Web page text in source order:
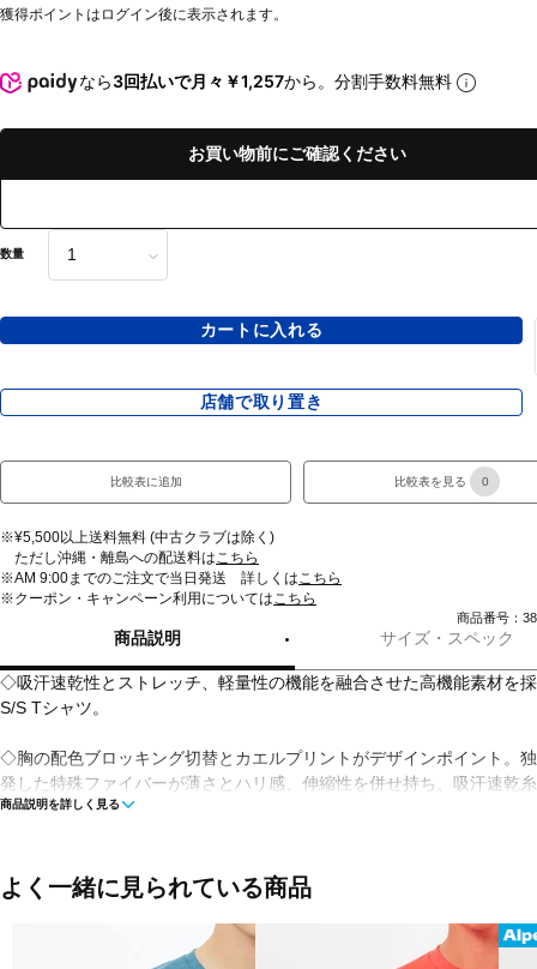
獲得ポイントはログイン後に表示されます。
なら3回払いで月々￥1,257から。分割手数料無料
お買い物前にご確認ください
数量
カートに入れる
店舗で取り置き
比較表に追加 比較表を見る 0
※¥5,500以上送料無料 (中古クラブは除く)
ただし沖縄・離島への配送料は こちら
※AM 9:00までのご注文で当日発送 詳しくは こちら
※クーポン・キャンペーン利用については こちら
商品番号：
商品説明 サイズ・スペック
◇吸汗速乾性とストレッチ、軽量性の機能を融合させた高機能素材を
S/S Tシャツ。
◇胸の配色ブロッキング切替とカエルプリントがデザインポイント。
発した特殊ファイバーが薄さとハリ感、伸縮性を併せ持ち、吸汗速乾
早く汗を吸い上げて拡散し、オンオフ問わず衣服内をドライで快適な
ります。購入ボタン表記のサイズとずれがございますのでご了承くだ
商品説明を詳しく見る
よく一緒に見られている商品